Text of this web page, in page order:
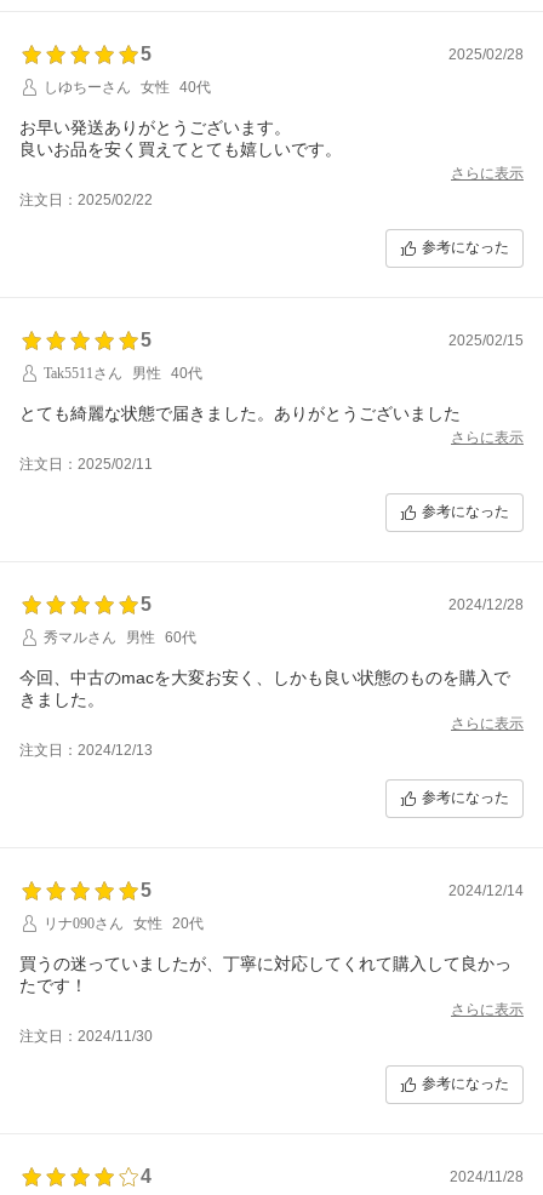
5
2025/02/28
しゆちーさん
女性 40代
お早い発送ありがとうございます。
良いお品を安く買えてとても嬉しいです。
さらに表示
注文日：2025/02/22
参考になった
5
2025/02/15
Tak5511さん
男性 40代
とても綺麗な状態で届きました。ありがとうございました
さらに表示
注文日：2025/02/11
参考になった
5
2024/12/28
秀マルさん
男性 60代
今回、中古のmacを大変お安く、しかも良い状態のものを購入で
きました。
さらに表示
注文日：2024/12/13
参考になった
5
2024/12/14
リナ090さん
女性 20代
買うの迷っていましたが、丁寧に対応してくれて購入して良かっ
たです！
さらに表示
注文日：2024/11/30
参考になった
4
2024/11/28